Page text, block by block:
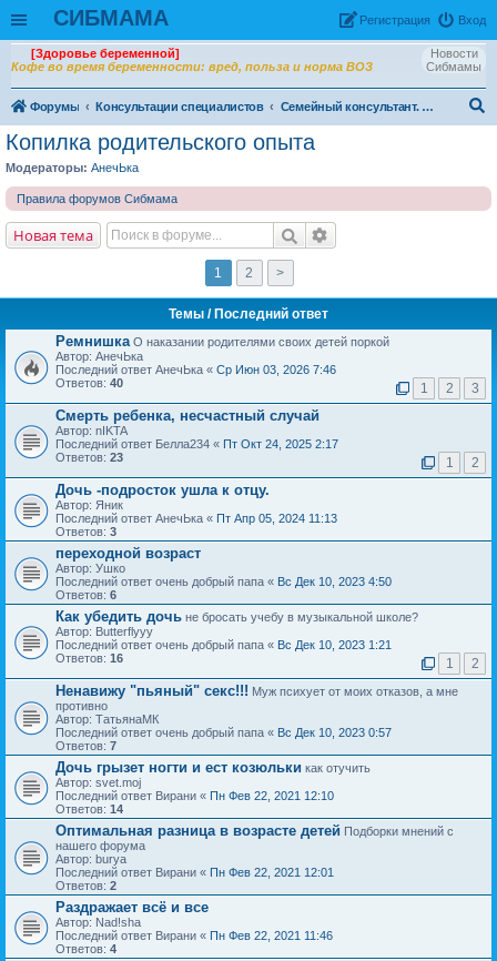
СИБМАМА Вход
Рeгиcтpaция
Новости
Сибмамы
[Здоровье беременной]
Кофе во время беременности: вред, польза и норма ВОЗ
Форумы Консультации специалистов
Семейный консультант. Психолог Анна Бердникова
Копилка родительского опыта
Модераторы: АнечЬка
Правила форумов Сибмама
Новая тема
1 2 >
Темы / Последний ответ
Ремнишка О наказании родителями своих детей поркой
Автор: АнечЬка
Последний ответ АнечЬка « Ср Июн 03, 2026 7:46
Ответов: 40 1 2 3
Смерть ребенка, несчастный случай
Автор: nIKTA
Последний ответ Белла234 « Пт Окт 24, 2025 2:17
Ответов: 23 1 2
Дочь -подросток ушла к отцу.
Автор: Яник
Последний ответ АнечЬка « Пт Апр 05, 2024 11:13
Ответов: 3
переходной возраст
Автор: Ушко
Последний ответ очень добрый папа « Вс Дек 10, 2023 4:50
Ответов: 6
Как убедить дочь не бросать учебу в музыкальной школе?
Автор: Butterflyyy
Последний ответ очень добрый папа « Вс Дек 10, 2023 1:21
Ответов: 16 1 2
Ненавижу "пьяный" секс!!! Муж психует от моих отказов, а мне
противно
Автор: ТатьянаМК
Последний ответ очень добрый папа « Вс Дек 10, 2023 0:57
Ответов: 7
Дочь грызет ногти и ест козюльки как отучить
Автор: svet.moj
Последний ответ Вирани « Пн Фев 22, 2021 12:10
Ответов: 14
Оптимальная разница в возрасте детей Подборки мнений с
нашего форума
Автор: burya
Последний ответ Вирани « Пн Фев 22, 2021 12:01
Ответов: 2
Раздражает всё и все
Автор: Nad!sha
Последний ответ Вирани « Пн Фев 22, 2021 11:46
Ответов: 4